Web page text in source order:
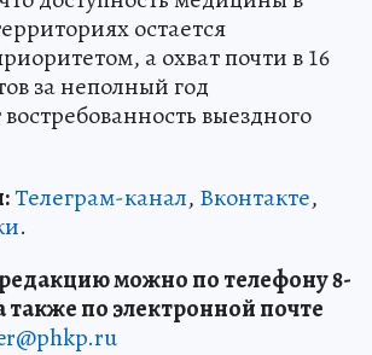
остается
а охват почти в 16
за неполный год
выездного
Телеграм-канал, Вконтакте,
.
можно по телефону 8-
также по электронной почте